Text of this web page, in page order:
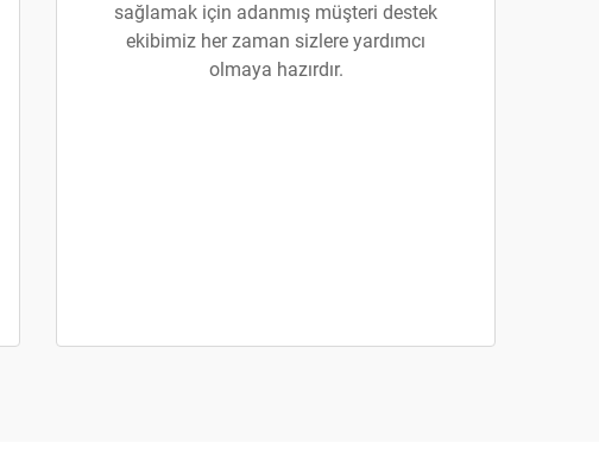
sağlamak için adanmış müşteri destek
ekibimiz her zaman sizlere yardımcı
olmaya hazırdır.